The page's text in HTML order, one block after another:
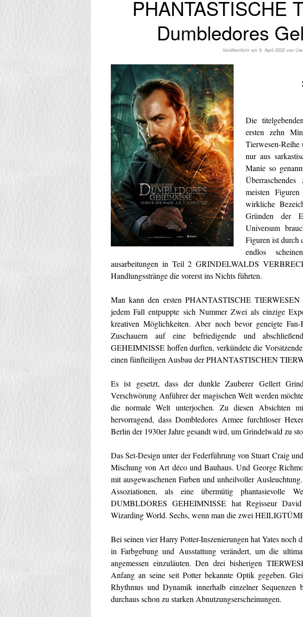
PHANTASTISCHE
Dumbledores
Veröffentlicht am 9. April 2022 von
Die
ersten zehn
Tierwesen-
nur aus
Manie so
meisten
wirkliche
Gründen der
Universum
Figuren ist durch
endlos
ausarbeitungen in Teil 2 GRINDELWALDS
Handlungsstränge die vorerst ins Nichts führten.
Man kann den ersten PHANTASTISCHE TIERWESEN
jedem Fall entpuppte sich Nummer Zwei als einzige
kreativen Möglichkeiten. Aber noch bevor geneigte
Zuschauern auf eine befriedigende und
GEHEIMNISSE hoffen durften, verkündete die
einen fünfteiligen Ausbau der PHANTASTISCHEN
Es ist gesetzt, dass der dunkle Zauberer Gellert
Verschwörung Anführer der magischen Welt werden
die normale Welt unterjochen. Zu diesen Absichten
hervorragend, dass Dombledores Armee furchtloser
Berlin der 1930er Jahre gesandt wird, um Grindelwald zu
Das Set-Design unter der Federführung von Stuart Craig
Mischung von Art déco und Bauhaus. Und George
mit ausgewaschenen Farben und unheilvoller
Assoziationen, als eine übermütig phantasievolle
DUMBLDORES GEHEIMNISSE hat Regisseur
Wizarding World. Sechs, wenn man die zwei
Bei seinen vier Harry Potter-Inszenierungen hat Yates noch
in Farbgebung und Ausstattung verändert, um die
angemessen einzuläuten. Den drei bisherigen
Anfang an seine seit Potter bekannte Optik gegeben.
Rhythmus und Dynamik innerhalb einzelner
durchaus schon zu starken Abnutzungserscheinungen.